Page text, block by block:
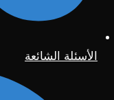
الأسئلة الشائعة